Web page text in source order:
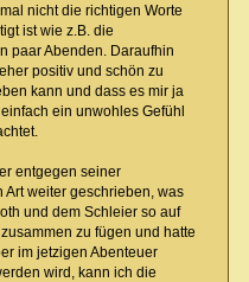
nicht die richtigen Worte
ist wie z.B. die
paar Abenden. Daraufhin
positiv und schön zu
kann und dass es mir ja
ein unwohles Gefühl
entgegen seiner
weiter geschrieben, was
und dem Schleier so auf
zu fügen und hatte
im jetzigen Abenteuer
wird, kann ich die